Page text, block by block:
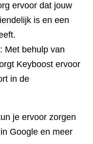
ervoor dat jouw
is en een
Met behulp van
Keyboost ervoor
in de
je ervoor zorgen
Google en meer